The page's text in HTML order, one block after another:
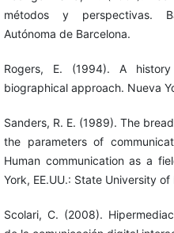
métodos y perspectivas.
Autónoma de Barcelona.
Rogers, E. (1994). A
biographical approach. Nueva
Sanders, R. E. (1989). The
the parameters of
Human communication as a
York, EE.UU.: State University of
Scolari, C. (2008).